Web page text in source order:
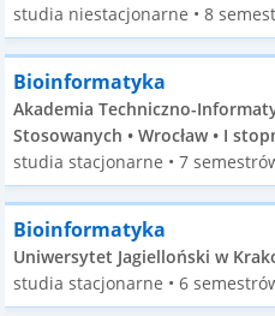
studia niestacjonarne • 8
Bioinformatyka
Akademia Techniczno-
Stosowanych • Wrocław • I
studia stacjonarne • 7
Bioinformatyka
Uniwersytet Jagielloński w
studia stacjonarne • 6